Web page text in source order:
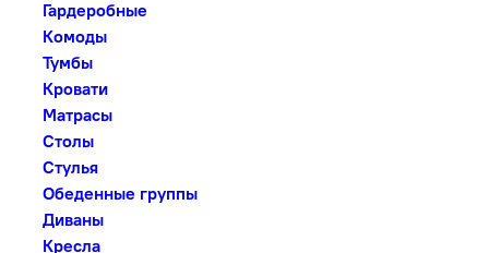
Гардеробные
Комоды
Тумбы
Кровати
Матрасы
Столы
Стулья
Обеденные группы
Диваны
Кресла